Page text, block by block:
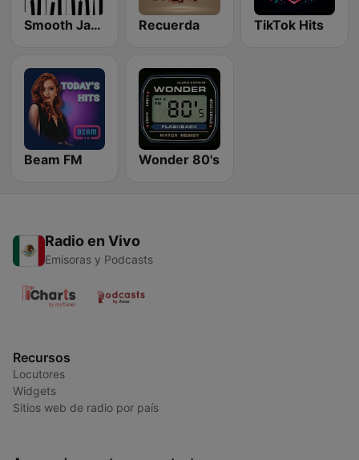
Smooth Jazz - Groov Recuerda TikTok Hits
Beam FM Wonder 80's
Radio en Vivo
Emisoras y Podcasts
Recursos
Locutores
Widgets
Sitios web de radio por país